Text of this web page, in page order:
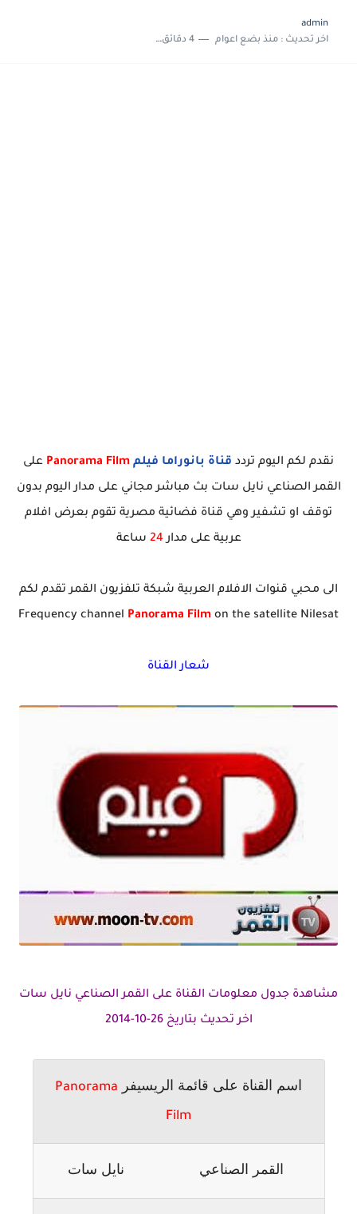
admin
اخر تحديث :منذ بضع اعوام 4 دقائق للقراءة
نقدم لكم اليوم تردد قناة بانوراما فيلم Panorama Film على
القمر الصناعي نايل سات بث مباشر مجاني على مدار اليوم بدون
توقف او تشفير وهي قناة فضائية مصرية تقوم بعرض افلام
عربية على مدار24 ساعة
الى محبي قنوات الافلام العربية شبكة تلفزيون القمر تقدم لكم
Frequency channel Panorama Film on the satellite Nilesat
شعار القناة
مشاهدة جدول معلومات القناة على القمر الصناعي نايل سات
اخر تحديث بتاريخ 26-10-2014
اسم القناة على قائمة الريسيفر
Panorama
Film
القمر الصناعي نايل سات